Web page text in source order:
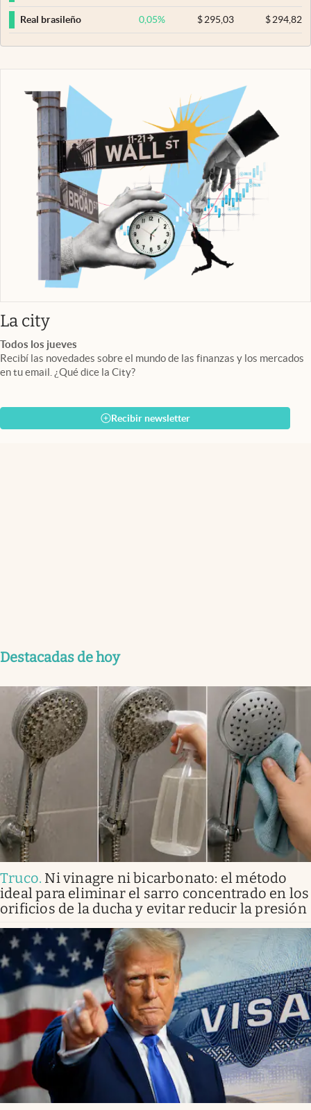
Real brasileño 0,05% $ 295,03 $294,82
La cityabre en nueva pestaña
Todos los jueves
Recibí las novedades sobre el mundo de las finanzas y los mercados
en tu email. ¿Qué dice la City?
Recibir newsletter
Destacadas de hoy
Truco. Ni vinagre ni bicarbonato: el método
ideal para eliminar el sarro concentrado en los
orificios de la ducha y evitar reducir la presión